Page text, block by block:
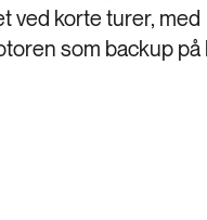
ved korte turer, med
som backup på